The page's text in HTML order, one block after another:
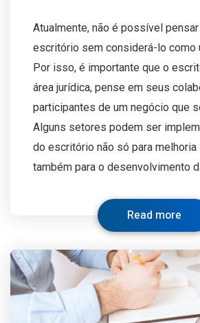
Atualmente, não é possível
escritório sem considerá-lo como
Por isso, é importante que o
área jurídica, pense em seus
participantes de um negócio que
Alguns setores podem ser
do escritório não só para melhoria
também para o desenvolvimento
Read more